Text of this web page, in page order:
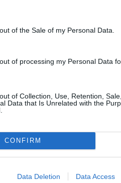
of the Sale of my Personal Data.
of processing my Personal Data
of Collection, Use, Retention,
Data that Is Unrelated with the
CONFIRM
Data Deletion Data Access
tackle in oefenduel van Ajax
naar Ajax nog tegen
plan van Ajax
‘Ajax-spelers snappen dat echt
bij Ajax